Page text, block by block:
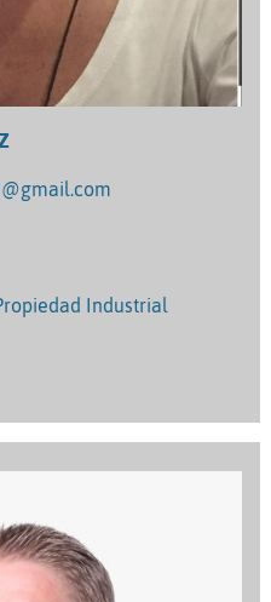
Industrial